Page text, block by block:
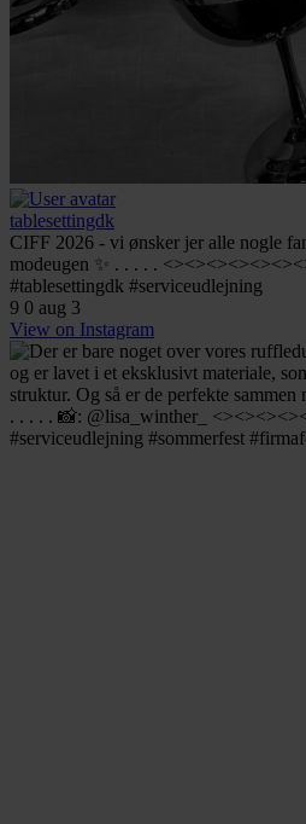
tablesettingdk
CIFF 2026 - vi ønsker jer alle nogle
modeugen ✨ . . . . .
#tablesettingdk #serviceudlejning
9 0 aug 3
View on Instagram